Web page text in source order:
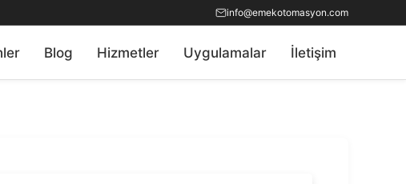
info@emekotomasyon.com
Blog Hizmetler Uygulamalar İletişim